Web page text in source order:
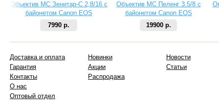
Объектив МС Зенитар-C 2,8/16 с
байонетом Canon EOS
7990 р.
Объектив МС Пеленг 3.5/8 с
байонетом Canon EOS
19900 р.
Доставка и оплата
Гарантия
Контакты
О нас
Оптовый отдел
Новинки
Акции
Распродажа
Новости
Статьи